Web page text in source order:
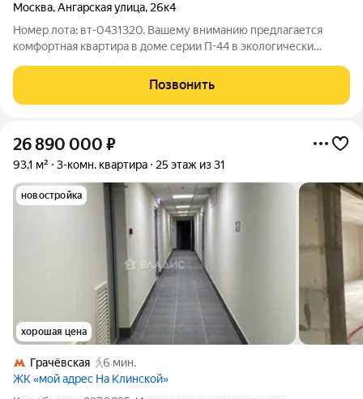
Москва,Ангарская улица, 26к4
Номер лота: вт-0431320. Вашему вниманию предлагается
комфортная квартира в доме серии П-44 в экологически
Дом расположен внутри квартала , вдали от шумных дорог. Во
дворе современный
Позвонить
26 890 000 ₽
93,1 м² 3-комн. квартира 25 этаж из 31
новостройка
хорошая цена
Грачёвская
6 мин.
ЖК «мой адрес На Клинской»